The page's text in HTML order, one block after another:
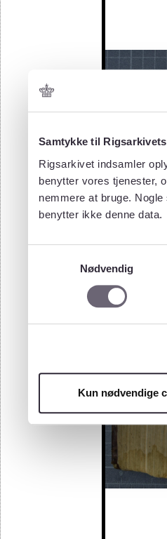
Samtykke til
Rigsarkivet indsamler
benytter vores tjenester,
nemmere at bruge.
benytter ikke denne data.
Nødvendig
Kun nødvendige